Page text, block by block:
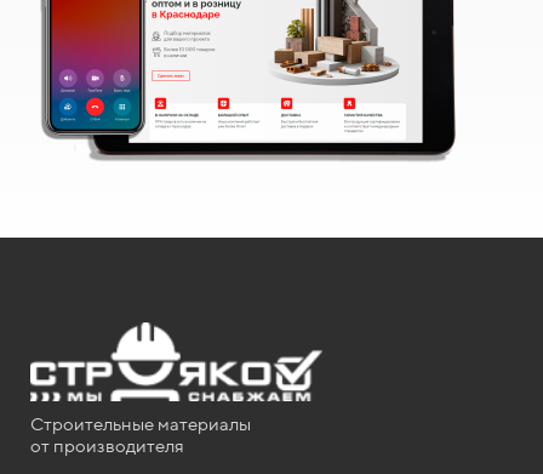
Строительные материалы
от производителя